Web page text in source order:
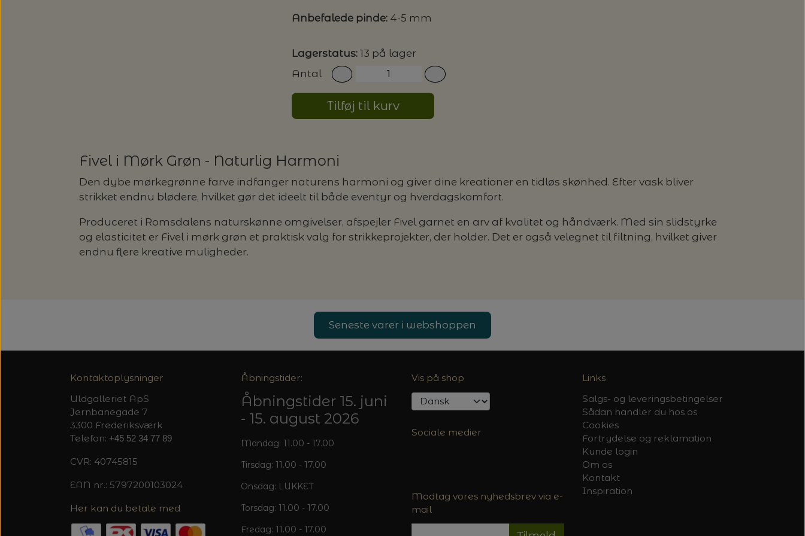
Anbefalede pinde: 4-5 mm
Lagerstatus: 13 på lager
Antal
Tilføj til kurv
Fivel i Mørk Grøn - Naturlig Harmoni
Den dybe mørkegrønne farve indfanger naturens harmoni og giver dine kreationer en tidløs skønhed. Efter vask bliver
strikket endnu blødere, hvilket gør det ideelt til både eventyr og hverdagskomfort.
Produceret i Romsdalens naturskønne omgivelser, afspejler Fivel garnet en arv af kvalitet og håndværk. Med sin slidstyrke
og elasticitet er Fivel i mørk grøn et praktisk valg for strikkeprojekter, der holder. Det er også velegnet til filtning, hvilket giver
endnu flere kreative muligheder.
Seneste varer i webshoppen
Kontaktoplysninger
Uldgalleriet ApS
Jernbanegade 7
3300 Frederiksværk
Telefon: +45 52 34 77 89
CVR: 40745815
EAN nr.: 5797200103024
Her kan du betale med
Åbningstider:
Åbningstider 15. juni
- 15. august 2026
Mandag: 11.00 - 17.00
Tirsdag: 11.00 - 17.00
Onsdag: LUKKET
Torsdag: 11.00 - 17.00
Fredag: 11.00 - 17.00
Vis på shop
Sociale medier
Modtag vores nyhedsbrev via e-
mail
Links
Salgs- og leveringsbetingelser
Sådan handler du hos os
Cookies
Fortrydelse og reklamation
Kunde login
Om os
Kontakt
Inspiration